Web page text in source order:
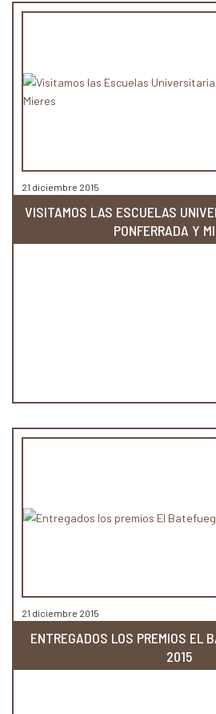
21 diciembre 2015
VISITAMOS LAS ESCUELAS
PONFERRADA Y
21 diciembre 2015
ENTREGADOS LOS PREMIOS EL
2015